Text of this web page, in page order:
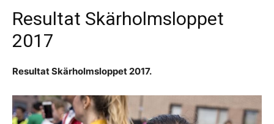
Resultat Skärholmsloppet
2017
Resultat Skärholmsloppet 2017.